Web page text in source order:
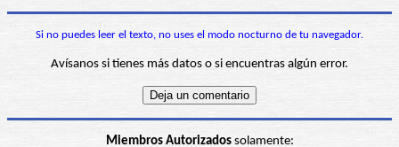
Si no puedes leer el texto, no uses el modo nocturno de tu navegador.
Avísanos si tienes más datos o si encuentras algún error.
Miembros Autorizadossolamente: